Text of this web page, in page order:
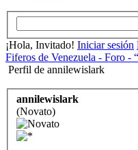
¡Hola, Invitado! Iniciar sesión
Fiferos de Venezuela - Foro -
Perfil de annilewislark
annilewislark
(Novato)